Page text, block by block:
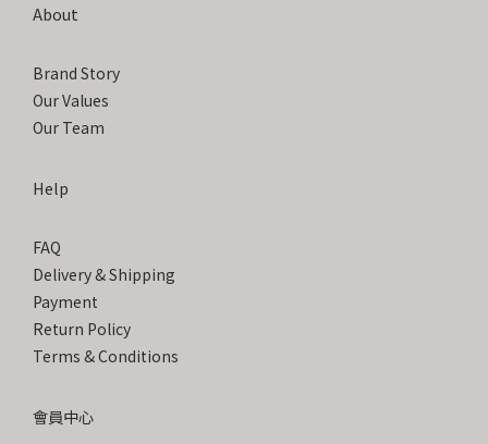
About
Brand Story
Our Values
Our Team
Help
FAQ
Delivery & Shipping
Payment
Return Policy
Terms & Conditions
會員中心